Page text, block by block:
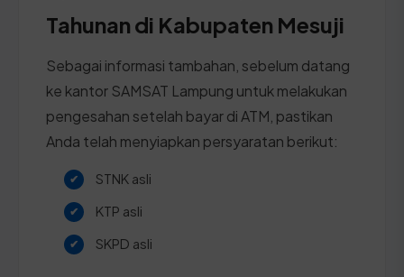
Tahunan di Kabupaten Mesuji
Sebagai informasi tambahan, sebelum datang
ke kantor SAMSAT Lampung untuk melakukan
pengesahan setelah bayar di ATM, pastikan
Anda telah menyiapkan persyaratan berikut:
STNK asli
KTP asli
SKPD asli